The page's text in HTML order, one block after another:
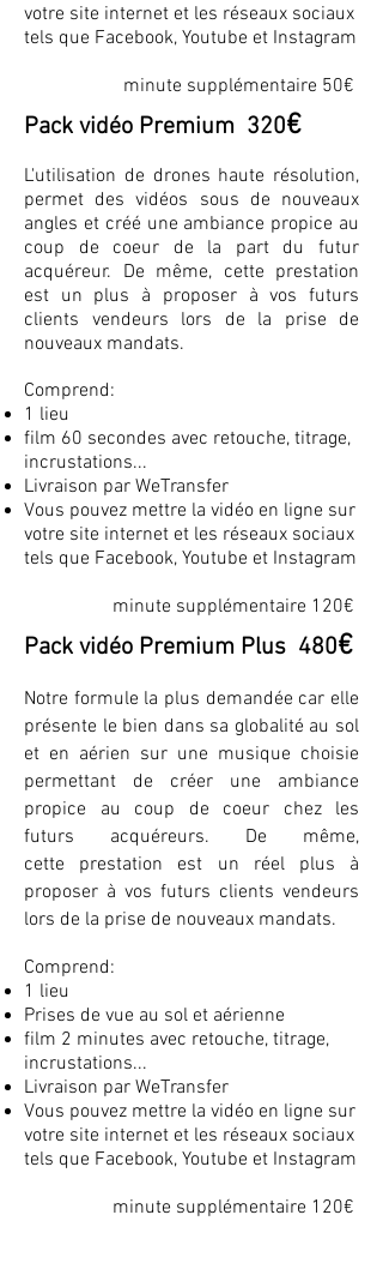
votre site internet et les réseaux sociaux
tels que Facebook, Youtube et Instagram
minute supplémentaire 50€
Pack vidéo Premium 320€
L'utilisation de drones haute résolution,
permet des vidéos sous de nouveaux
angles et créé une ambiance propice au
coup de coeur de la part du futur
acquéreur. De même, cette prestation
est un plus à proposer à vos futurs
clients vendeurs lors de la prise de
nouveaux mandats.
Comprend:
1 lieu
film 60 secondes avec retouche, titrage,
incrustations...
Livraison par WeTransfer
Vous pouvez mettre la vidéo en ligne sur
votre site internet et les réseaux sociaux
tels que Facebook, Youtube et Instagram
minute supplémentaire 120€
Pack vidéo Premium Plus 480€
Notre formule la plus demandée car elle
présente le bien dans sa globalité au sol
et en aérien sur une musique choisie
permettant de créer une ambiance
propice au coup de coeur chez les
futurs acquéreurs. De même,
cette prestation est un réel plus à
proposer à vos futurs clients vendeurs
lors de la prise de nouveaux mandats.
Comprend:
1 lieu
Prises de vue au sol et aérienne
film 2 minutes avec retouche, titrage,
incrustations...
Livraison par WeTransfer
Vous pouvez mettre la vidéo en ligne sur
votre site internet et les réseaux sociaux
tels que Facebook, Youtube et Instagram
minute supplémentaire 120€